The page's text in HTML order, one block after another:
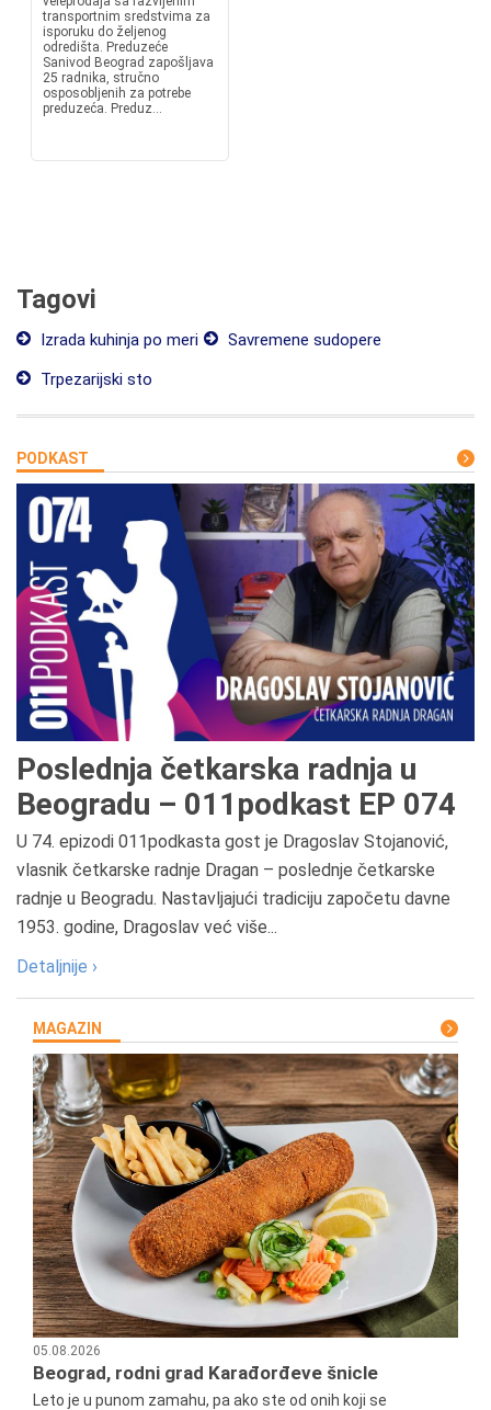
transportnim sredstvima za
isporuku do željenog
odredišta. Preduzeće
Sanivod Beograd zapošljava
25 radnika, stručno
osposobljenih za potrebe
preduzeća. Preduz...
Tagovi
Izrada kuhinja po meri
Savremene sudopere
Trpezarijski sto
PODKAST
Poslednja četkarska radnja u
Beogradu – 011podkast EP 074
U 74. epizodi 011podkasta gost je Dragoslav Stojanović,
vlasnik četkarske radnje Dragan – poslednje četkarske
radnje u Beogradu. Nastavljajući tradiciju započetu davne
1953. godine, Dragoslav već više...
Detaljnije ›
MAGAZIN
05.08.2026
Beograd, rodni grad Karađorđeve šnicle
Leto je u punom zamahu, pa ako ste od onih koji se